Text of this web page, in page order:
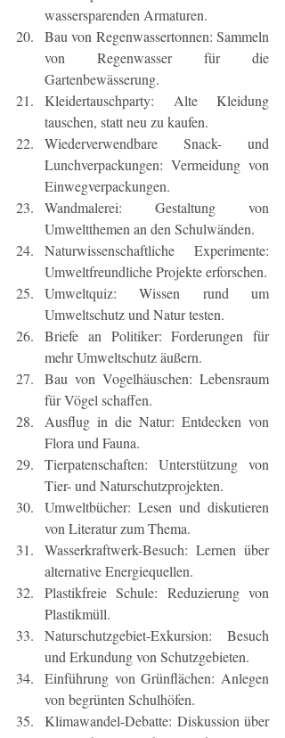
wassersparenden Armaturen.
Bau von Regenwassertonnen: Sammeln
von Regenwasser für die
Gartenbewässerung.
Kleidertauschparty: Alte Kleidung
tauschen, statt neu zu kaufen.
Wiederverwendbare Snack- und
Lunchverpackungen: Vermeidung von
Einwegverpackungen.
Wandmalerei: Gestaltung von
Umweltthemen an den Schulwänden.
Naturwissenschaftliche Experimente:
Umweltfreundliche Projekte erforschen.
Umweltquiz: Wissen rund um
Umweltschutz und Natur testen.
Briefe an Politiker: Forderungen für
mehr Umweltschutz äußern.
Bau von Vogelhäuschen: Lebensraum
für Vögel schaffen.
Ausflug in die Natur: Entdecken von
Flora und Fauna.
Tierpatenschaften: Unterstützung von
Tier- und Naturschutzprojekten.
Umweltbücher: Lesen und diskutieren
von Literatur zum Thema.
Wasserkraftwerk-Besuch: Lernen über
alternative Energiequellen.
Plastikfreie Schule: Reduzierung von
Plastikmüll.
Naturschutzgebiet-Exkursion: Besuch
und Erkundung von Schutzgebieten.
Einführung von Grünflächen: Anlegen
von begrünten Schulhöfen.
Klimawandel-Debatte: Diskussion über